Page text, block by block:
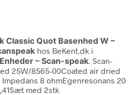
Classic Quot Basenhed W –
hos BeKent.dk i
– Scan-speak. Scan-
25W/8565-00Coated air dried
8 ohmEgenresonans 20
med 2stk